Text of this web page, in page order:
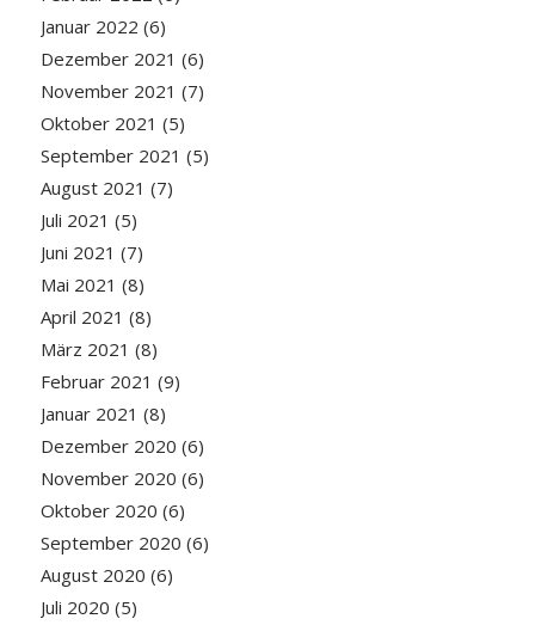
Januar 2022 (6)
Dezember 2021 (6)
November 2021 (7)
Oktober 2021 (5)
September 2021 (5)
August 2021 (7)
Juli 2021 (5)
Juni 2021 (7)
Mai 2021 (8)
April 2021 (8)
März 2021 (8)
Februar 2021 (9)
Januar 2021 (8)
Dezember 2020 (6)
November 2020 (6)
Oktober 2020 (6)
September 2020 (6)
August 2020 (6)
Juli 2020 (5)